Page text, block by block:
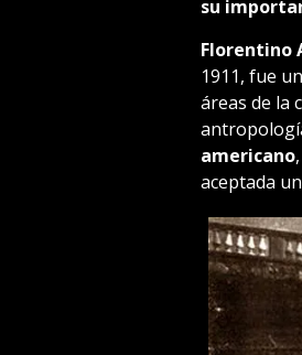
su
Florentino
1911, fue
áreas de la
americano
aceptada